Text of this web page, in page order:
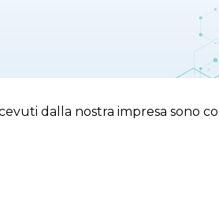
dalla nostra impresa sono